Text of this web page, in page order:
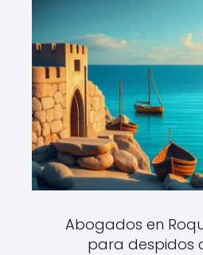
Abogados en
para despidos